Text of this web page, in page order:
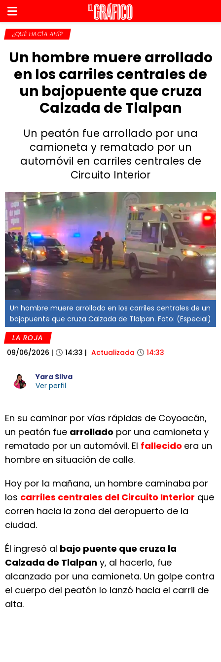
¿QUÉ HACÍA AHÍ?
Un hombre muere arrollado
en los carriles centrales de
un bajopuente que cruza
Calzada de Tlalpan
Un peatón fue arrollado por una
camioneta y rematado por un
automóvil en carriles centrales de
Circuito Interior
Un hombre muere arrollado en los carriles centrales de un
bajopuente que cruza Calzada de Tlalpan. Foto: (Especial)
LA ROJA
09/06/2026 | 14:33 | Actualizada 14:33
Yara Silva
Ver perfil
En su caminar por vías rápidas de Coyoacán,
un peatón fue arrollado por una camioneta y
rematado por un automóvil. El fallecido era un
hombre en situación de calle.
Hoy por la mañana, un hombre caminaba por
los carriles centrales del Circuito Interior que
corren hacia la zona del aeropuerto de la
ciudad.
Él ingresó al bajo puente que cruza la
Calzada de Tlalpan y, al hacerlo, fue
alcanzado por una camioneta. Un golpe contra
el cuerpo del peatón lo lanzó hacia el carril de
alta.